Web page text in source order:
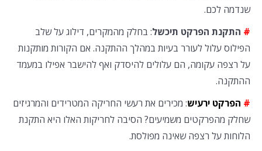
שנדמה לכם.
# התקנת הפרקט תיכשל: בחלק מהמקרים, דילוג על שלב
הפילוס עלול לעורר בעיות במהלך ההתקנה. אם הקורות מותקנות
על רצפה עקומה, הם עלולים להיסדק ואף להישבר אפילו במעמד
ההתקנה.
# הפרקט ירעיש: מכירים את רעשי החריקה המטרידים והמרגיזים
שחלק מהפרקטים משמיעים? הסיבה לחריקות האלו היא התקנת
הלוחות על רצפה שאינה מפולסת.